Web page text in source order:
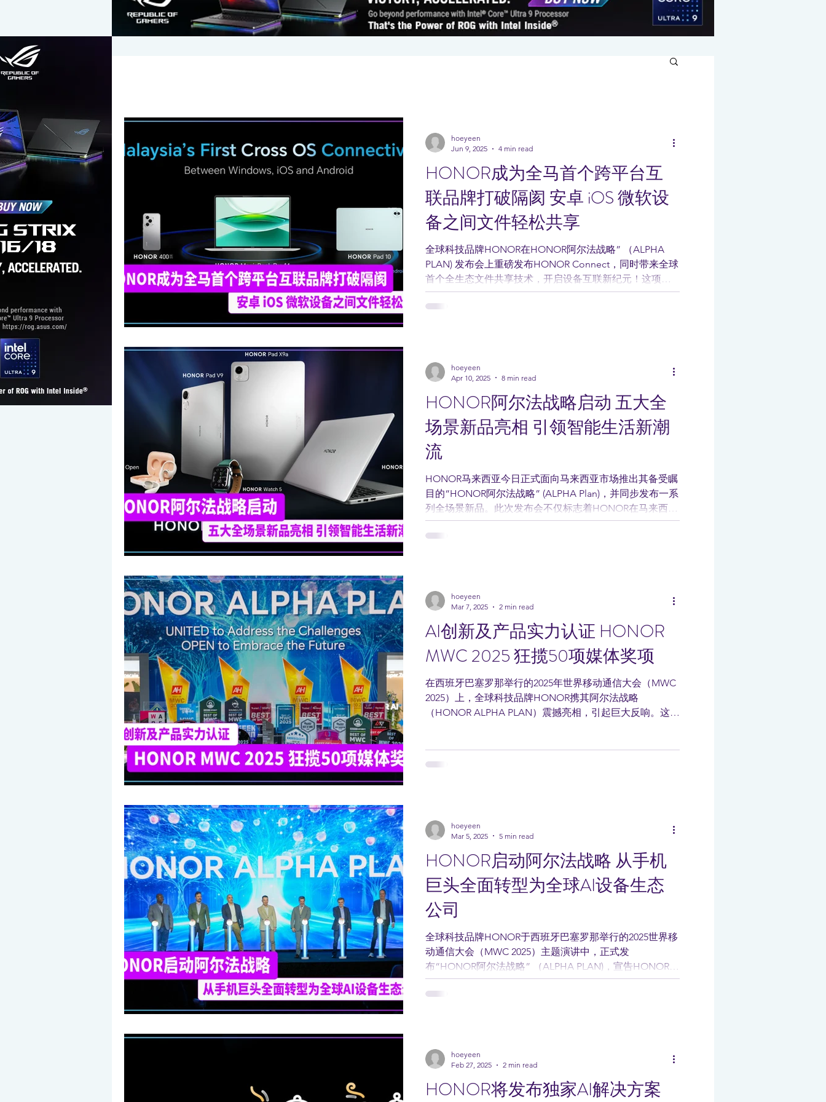
HONOR成为全马首个跨平台互
联品牌打破隔阂 安卓 iOS 微软设
备之间文件轻松共享
全球科技品牌HONOR在HONOR阿尔法战略” （ALPHA
PLAN) 发布会上重磅发布HONOR Connect，同时带来全球
首个全生态文件共享技术，开启设备互联新纪元！这项突
破性方案最大亮点正是让安卓（Android）、iOS、
Windows（微软）...
hoeyeen
Jun 9, 2025
4 min read
HONOR阿尔法战略启动 五大全
场景新品亮相 引领智能生活新潮
流
HONOR马来西亚今日正式面向马来西亚市场推出其备受瞩
目的“HONOR阿尔法战略” (ALPHA Plan)，并同步发布一系
列全场景新品。此次发布会不仅标志着HONOR在马来西亚
市场正式启动战略转型，也彰显其从智能手机品牌全面转
型为全球领先的AI驱动生态系统公司的决心。...
hoeyeen
Apr 10, 2025
8 min read
AI创新及产品实力认证 HONOR
MWC 2025 狂揽50项媒体奖项
在西班牙巴塞罗那举行的2025年世界移动通信大会（MWC
2025）上，全球科技品牌HONOR携其阿尔法战略
（HONOR ALPHA PLAN）震撼亮相，引起巨大反响。这项
hoeyeen
Mar 7, 2025
2 min read
HONOR启动阿尔法战略 从手机
巨头全面转型为全球AI设备生态
公司
全球科技品牌HONOR于西班牙巴塞罗那举行的2025世界移
动通信大会（MWC 2025）主题演讲中，正式发
布“HONOR阿尔法战略” （ALPHA PLAN)，宣告HONOR从
智能手机制造商全面转型为全球领先的AI设备生态公司。...
hoeyeen
Mar 5, 2025
5 min read
HONOR将发布独家AI解决方案
hoeyeen
Feb 27, 2025
2 min read